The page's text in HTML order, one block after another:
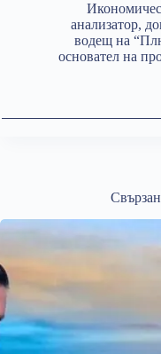
анализатор,
водещ на
основател на